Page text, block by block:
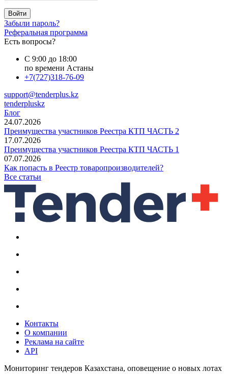
Войти
Забыли пароль?
Реферальная программа
Есть вопросы?
С 9:00 до 18:00
по времени Астаны
+7(727)318-76-09
support@tenderplus.kz
tenderpluskz
Блог
24.07.2026
Преимущества участников Реестра КТП ЧАСТЬ 2
17.07.2026
Преимущества участников Реестра КТП ЧАСТЬ 1
07.07.2026
Как попасть в Реестр товаропроизводителей?
Все статьи
Контакты
О компании
Реклама на сайте
API
Мониторинг тендеров Казахстана, оповещение о новых лотах